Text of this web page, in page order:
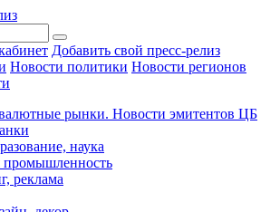
Добавить свой пресс-релиз
Новости политики Новости регионов
рынки. Новости эмитентов ЦБ
наука
реклама